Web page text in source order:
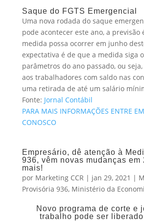
Saque do FGTS Emergencial
Uma nova rodada do saque
pode acontecer este ano, a previsão
medida possa ocorrer em junho
expectativa é de que a medida siga
parâmetros do ano passado, ou
aos trabalhadores com saldo nas
uma retirada de até um salário
Fonte: Jornal Contábil
PARA MAIS INFORMAÇÕES ENTRE
CONOSCO
Empresário, dê atenção à
936, vêm novas mudanças em
mais!
por Marketing CCR | jan 29, 2021 |
Provisória 936, Ministério da
Novo programa de corte e
trabalho pode ser